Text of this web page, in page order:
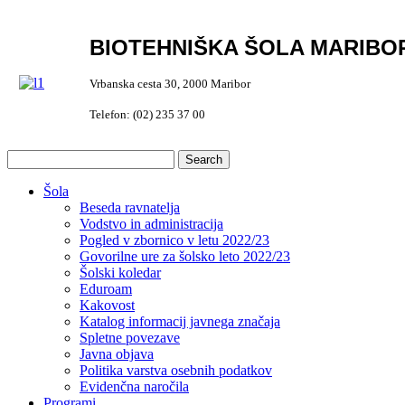
BIOTEHNIŠKA ŠOLA
Vrbanska cesta 30, 2000 Maribor
Telefon: (02) 235 37 00
Šola
Beseda ravnatelja
Vodstvo in administracija
Pogled v zbornico v letu 2022/23
Govorilne ure za šolsko leto 2022/23
Šolski koledar
Eduroam
Kakovost
Katalog informacij javnega značaja
Spletne povezave
Javna objava
Politika varstva osebnih podatkov
Evidenčna naročila